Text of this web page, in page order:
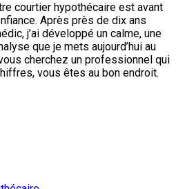
courtier hypothécaire est avant
Après près de dix ans
j’ai développé un calme, une
que je mets aujourd’hui au
cherchez un professionnel qui
vous êtes au bon endroit.